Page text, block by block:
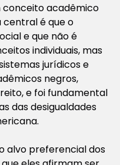
acadêmico
central é que o
e que não é
individuais, mas
jurídicos e
negros,
e foi fundamental
das desigualdades
alvo preferencial dos